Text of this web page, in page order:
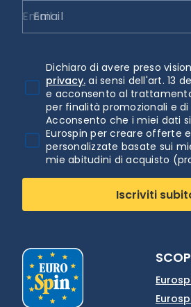
Email
Dichiaro di avere preso
privacy. ai sensi dell'art. 13
e acconsento al
per finalità promozionali e
Acconsento che i miei dati
Eurospin per creare offerte
personalizzate basate sui
mie abitudini di acquisto
Iscriviti